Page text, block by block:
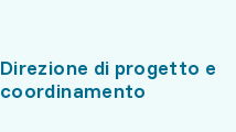
Direzione di progetto e
coordinamento